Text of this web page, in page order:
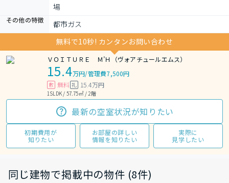
場
その他の特徴
都市ガス
無料で10秒! カンタンお問い合わせ
ＶＯＩＴＵＲＥ Ｍ’Ｈ（ヴォアチュールエムス）
15.4万円/管理費7,500円
敷 無料 礼 15.4万円
1SLDK / 57.75㎡ / 2階
最新の空室状況が知りたい
初期費用が
知りたい
お部屋の詳しい
情報を知りたい
実際に
見学したい
同じ建物で掲載中の物件 (8件)